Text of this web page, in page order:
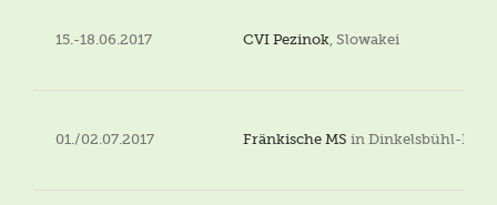
15.-18.06.2017 CVI Pezinok, Slowakei
01./02.07.2017 Fränkische MS in Dinkelsbühl-Lohe